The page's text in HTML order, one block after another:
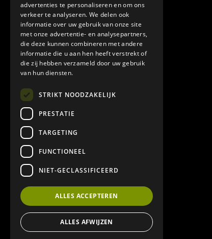
Showroom Venloseweg 11B
5975 PS Sevenum
Geopend op afspraak
E-mail:
Mob Bram:06-29544789
advertenties te personaliseren en om ons
verkeer te analyseren. We delen ook
informatie over uw gebruik van onze site
met onze advertentie- en analysepartners,
die deze kunnen combineren met andere
informatie die u aan hen heeft verstrekt of
die zij hebben verzameld door uw gebruik
van hun diensten.
STRIKT NOODZAKELIJK
PRESTATIE
TARGETING
FUNCTIONEEL
NIET-GECLASSIFICEERD
ALLES ACCEPTEREN
ALLES AFWIJZEN